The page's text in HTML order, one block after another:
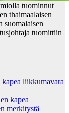
tuominnut
thaimaalaisen
suomalaisen
tuomittiin
liikkumavara